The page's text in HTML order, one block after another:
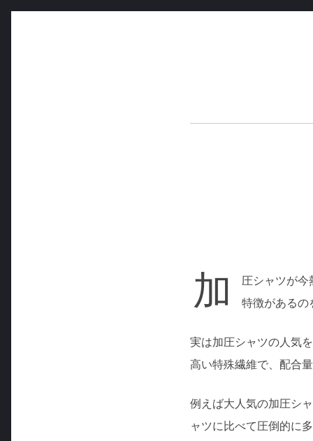
加
圧シャツが今
特徴があるの
実は加圧シャツの人気
高い特殊繊維で、配合
例えば大人気の加圧シ
ャツに比べて圧倒的に